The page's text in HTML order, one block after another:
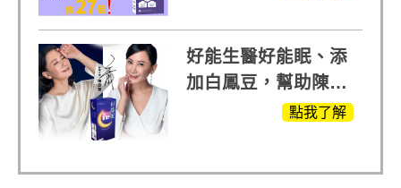
+軟骨素
好能生醫好能眠、添
加白鳳豆，幫助陳亞
蘭入睡的力量點我了解